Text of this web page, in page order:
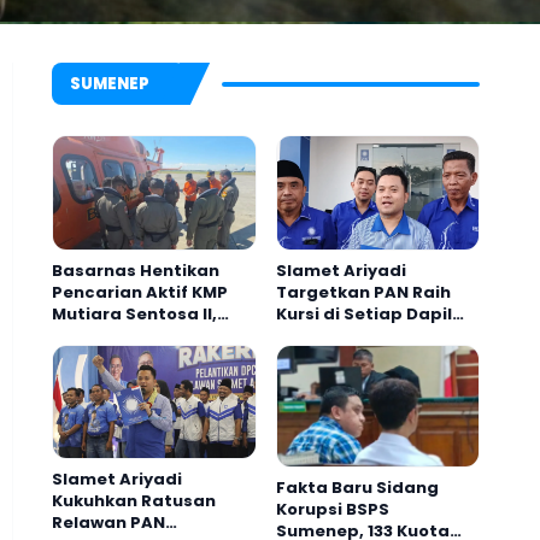
Pengurus Baru IPNU-IPPNU
Kampus Buka Jalur Beasiswa
Hari Kedua Safari,
dengan PWRI
SUMENEP
Basarnas Hentikan
Pencarian Aktif KMP
Mutiara Sentosa II,
Hilang
Slamet Ariyadi
Targetkan PAN Raih
Kursi di Setiap Dapil
Slamet Ariyadi
Kukuhkan Ratusan
Relawan PAN
Fakta Baru Sidang
Korupsi BSPS
Sumenep, 133 Kuota